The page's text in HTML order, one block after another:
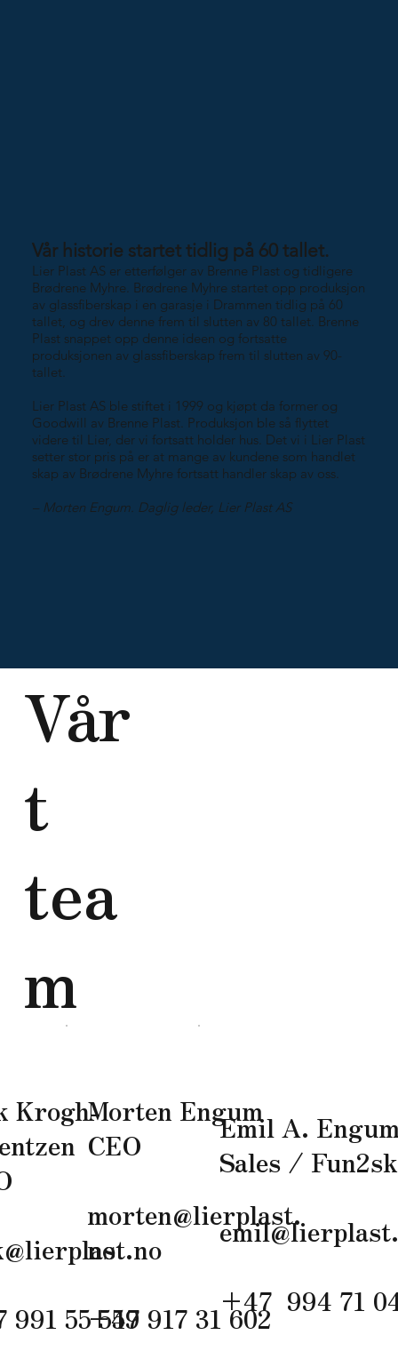
Vår historie startet tidlig på 60 tallet.
Lier Plast AS er etterfølger av Brenne Plast og tidligere
Brødrene Myhre. Brødrene Myhre startet opp produksjon
av glassfiberskap i en garasje i Drammen tidlig på 60
tallet, og drev denne frem til slutten av 80 tallet. Brenne
Plast snappet opp denne ideen og fortsatte
produksjonen av glassfiberskap frem til slutten av 90-
tallet.
Lier Plast AS ble stiftet i 1999 og kjøpt da former og
Goodwill av Brenne Plast. Produksjon ble så flyttet
videre til Lier, der vi fortsatt holder hus. Det vi i Lier Plast
setter stor pris på er at mange av kundene som handlet
skap av Brødrene Myhre fortsatt handler skap av oss.
– Morten Engum. Daglig leder, Lier Plast AS
Krogh-
55 559‬
Morten Engum
CEO
morten@lierplast.
no
+47 917 31 602
Emil A.
Sales /
+47 994 71
Vår
t
tea
m